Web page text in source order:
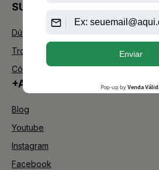
SUPORTE
Dúvidas Frequentes
Trocas e Devoluções
Código de defesa do consumidor
+AAZ PERFUMES
Blog
Youtube
Instagram
Facebook